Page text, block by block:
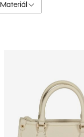
Materiál